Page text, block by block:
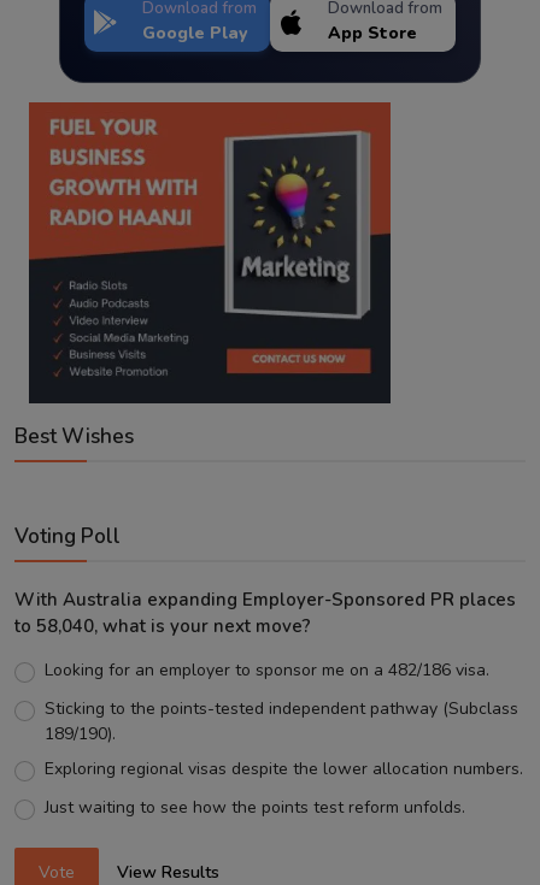
Download from
Google Play
Download from
App Store
Best Wishes
Voting Poll
With Australia expanding Employer-Sponsored PR places
to 58,040, what is your next move?
Looking for an employer to sponsor me on a 482/186 visa.
Sticking to the points-tested independent pathway (Subclass
189/190).
Exploring regional visas despite the lower allocation numbers.
Just waiting to see how the points test reform unfolds.
Vote View Results